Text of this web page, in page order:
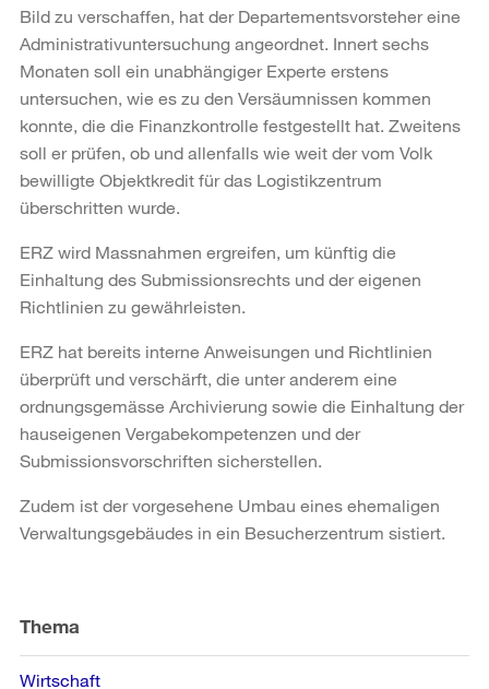
Bild zu verschaffen, hat der Departementsvorsteher eine
Administrativuntersuchung angeordnet. Innert sechs
Monaten soll ein unabhängiger Experte erstens
untersuchen, wie es zu den Versäumnissen kommen
konnte, die die Finanzkontrolle festgestellt hat. Zweitens
soll er prüfen, ob und allenfalls wie weit der vom Volk
bewilligte Objektkredit für das Logistikzentrum
überschritten wurde.
ERZ wird Massnahmen ergreifen, um künftig die
Einhaltung des Submissionsrechts und der eigenen
Richtlinien zu gewährleisten.
ERZ hat bereits interne Anweisungen und Richtlinien
überprüft und verschärft, die unter anderem eine
ordnungsgemässe Archivierung sowie die Einhaltung der
hauseigenen Vergabekompetenzen und der
Submissionsvorschriften sicherstellen.
Zudem ist der vorgesehene Umbau eines ehemaligen
Verwaltungsgebäudes in ein Besucherzentrum sistiert.
Informationen
Thema
Wirtschaft